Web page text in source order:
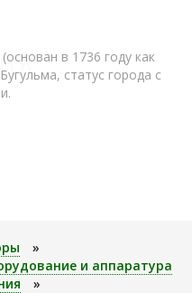
в 1736 году как
статус города с
»
и аппаратура
»